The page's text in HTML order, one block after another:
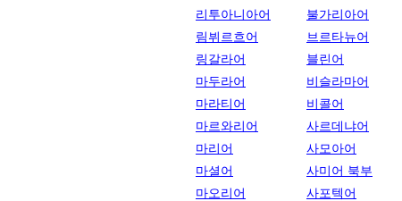
리투아니아어
림뷔르흐어
링갈라어
마두라어
마라티어
마르와리어
마리어
마셜어
마오리어
불가리아어
브르타뉴어
블린어
비슬라마어
비콜어
사르데냐어
사모아어
사미어 북부
사포텍어